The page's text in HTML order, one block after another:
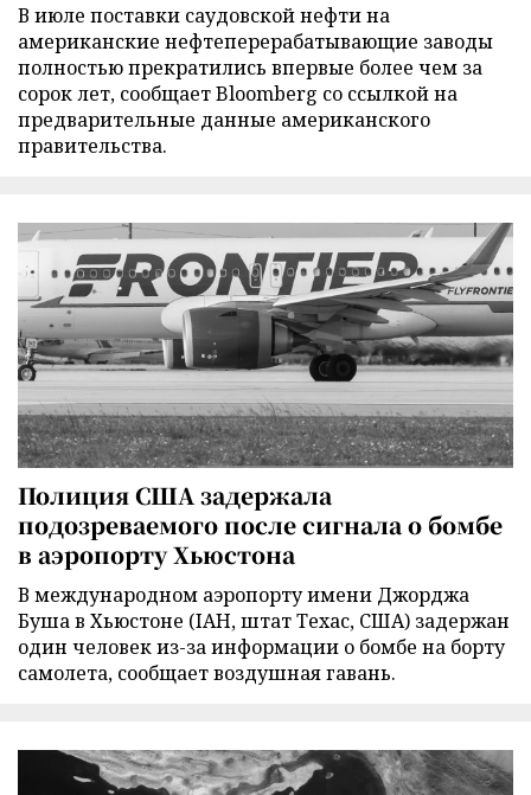
В июле поставки саудовской нефти на
американские нефтеперерабатывающие заводы
полностью прекратились впервые более чем за
сорок лет, сообщает Bloomberg со ссылкой на
предварительные данные американского
правительства.
Полиция США задержала
подозреваемого после сигнала о бомбе
в аэропорту Хьюстона
В международном аэропорту имени Джорджа
Буша в Хьюстоне (IAH, штат Техас, США) задержан
один человек из-за информации о бомбе на борту
самолета, сообщает воздушная гавань.